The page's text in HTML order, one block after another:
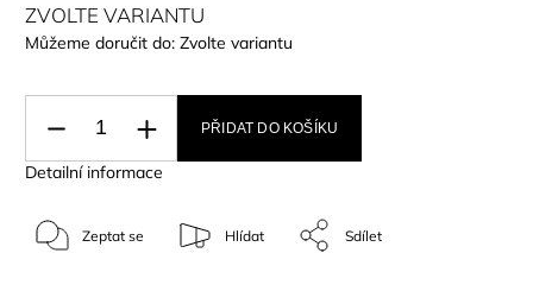
ZVOLTE VARIANTU
Můžeme doručit do: Zvolte variantu
PŘIDAT DO KOŠÍKU
Detailní informace
Zeptat se Hlídat Sdílet